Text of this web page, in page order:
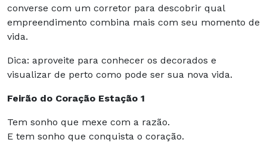
converse com um corretor para descobrir qual
empreendimento combina mais com seu momento de
vida.
Dica: aproveite para conhecer os decorados e
visualizar de perto como pode ser sua nova vida.
Feirão do Coração Estação 1
Tem sonho que mexe com a razão.
E tem sonho que conquista o coração.